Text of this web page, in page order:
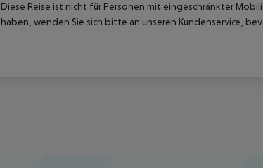
Diese Reise ist nicht für Personen mit eingeschränkter
haben, wenden Sie sich bitte an unseren Kundenservice,